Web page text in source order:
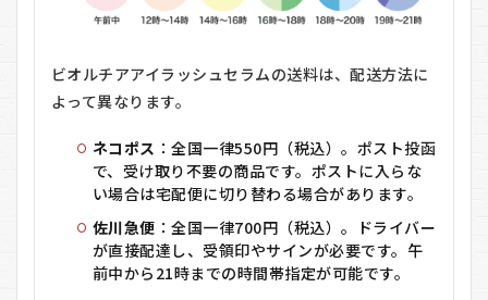
ビオルチアアイラッシュセラムの送料は、配送方法に
よって異なります。
ネコポス ：全国一律550円（税込）。ポスト投函
で、受け取り不要の商品です。ポストに入らな
い場合は宅配便に切り替わる場合があります。
佐川急便 ：全国一律700円（税込）。ドライバー
が直接配達し、受領印やサインが必要です。午
前中から21時までの時間帯指定が可能です。